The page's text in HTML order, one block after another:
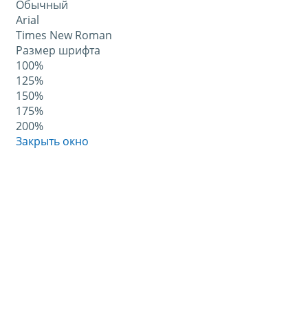
Обычный
Arial
Times New Roman
Размер шрифта
100%
125%
150%
175%
200%
Закрыть окно